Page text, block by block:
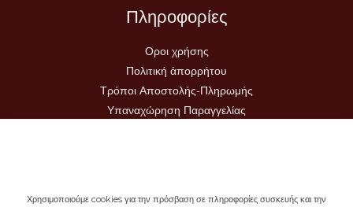
Πληροφορίες
Οροι χρήσης
Πολιτική ἀπορρήτου
Τρόποι Αποστολής-Πληρωμής
Υπαναχώρηση Παραγγελίας
Χρησιμοποιούμε cookies για την πρόσβαση σε πληροφορίες συσκευής και την